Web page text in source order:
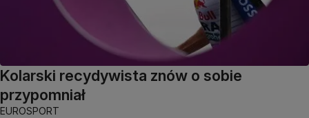
Kolarski recydywista znów o sobie
przypomniał
EUROSPORT